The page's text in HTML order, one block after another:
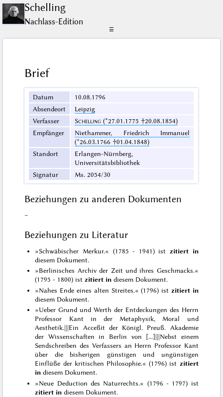
Schelling
Nachlass-Edition
☰
Brief
Datum
10.08.1796
Absendeort
Leipzig
Verfasser
Schelling (*27.01.1775 †20.08.1854)
Empfänger
Niethammer, Friedrich Immanuel
(*26.03.1766 †01.04.1848)
Standort
Erlangen-Nürnberg,
Universitätsbibliothek
Signatur
Ms. 2054/30
Beziehungen zu anderen Dokumenten
–
Beziehungen zu Literatur
»Schwäbischer Merkur.« (1785 - 1941) istzitiert in
diesem Dokument.
»Berlinisches Archiv der Zeit und ihres Geschmacks.«
(1795 - 1800) istzitiert in diesem Dokument.
»Nahes Ende eines alten Streites.« (1796) ist zitiert in
diesem Dokument.
»Ueber Grund und Werth der Entdeckungen des Herrn
Professor Kant in der Metaphysik, Moral und
Aesthetik.|||Ein Acceßit der Königl. Preuß. Akademie
der Wissenschaften in Berlin von [...]|||Nebst einem
Sendschreiben des Verfassers an Herrn Professor Kant
über die bisherigen günstigen und ungünstigen
Einflüße der kritischen Philosophie.« (1796) ist zitiert
in diesem Dokument.
»Neue Deduction des Naturrechts.« (1796 - 1797) ist
zitiert in diesem Dokument.